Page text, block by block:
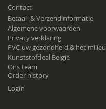
Contact
Betaal- & Verzendinformatie
Algemene voorwaarden
Privacy verklaring
PVC uw gezondheid & het milieu
Kunststofdeal België
Ons team
Order history
Login